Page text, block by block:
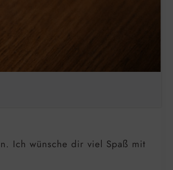
Ich wünsche dir viel Spaß mit